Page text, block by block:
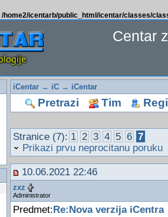
/home2/icentarb/public_html/icentar/classes/
Centar
iCentar→ iC→ iCentar
Pretrazi Tim
Stranice (7): 1 2 3 4 5 6 7
Prikazi prvu neprocitanu poruku
10.06.2021 22:46
zxz
Administrator
Predmet: Re:Nova verzija iCentra